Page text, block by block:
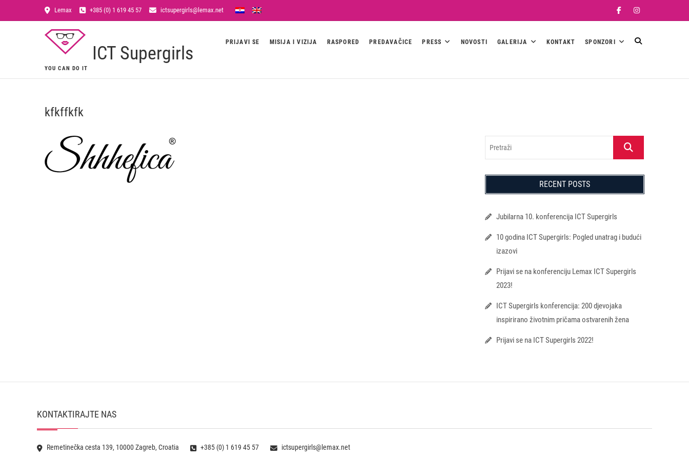
Lemax +385 (0) 1 619 45 57 ictsupergirls@lemax.net FacebookInstagram
ICT Supergirls
YOU CAN DO IT
PRIJAVI SE MISIJA I VIZIJA RASPORED PREDAVAČICE PRESS NOVOSTI GALERIJA KONTAKT SPONZORI
kfkffkfk
Pretraži
RECENT POSTS
Jubilarna 10. konferencija ICT Supergirls
10 godina ICT Supergirls: Pogled unatrag i budući
izazovi
Prijavi se na konferenciju Lemax ICT Supergirls
2023!
ICT Supergirls konferencija: 200 djevojaka
inspirirano životnim pričama ostvarenih žena
Prijavi se na ICT Supergirls 2022!
KONTAKTIRAJTE NAS
Remetinečka cesta 139, 10000 Zagreb, Croatia +385 (0) 1 619 45 57 ictsupergirls@lemax.net